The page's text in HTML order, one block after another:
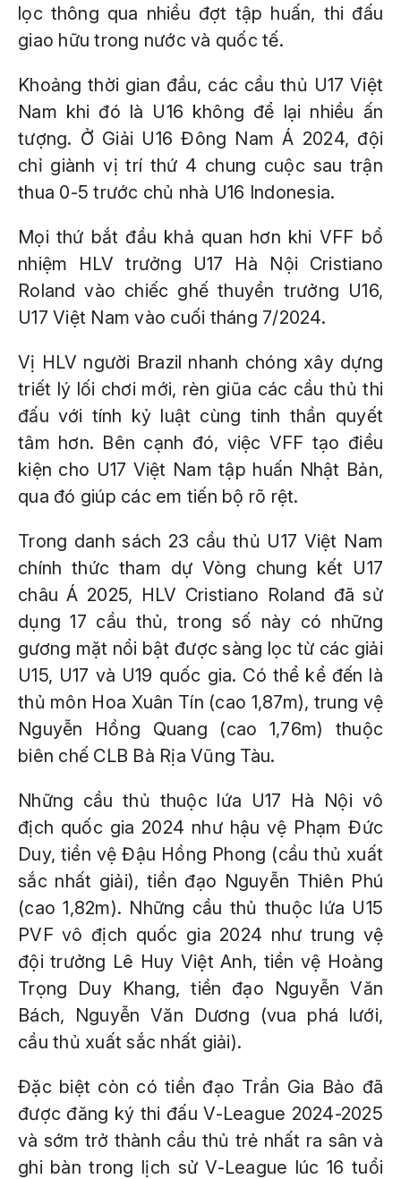
lọc thông qua nhiều đợt tập huấn, thi đấu
giao hữu trong nước và quốc tế.
Khoảng thời gian đầu, các cầu thủ U17 Việt
Nam khi đó là U16 không để lại nhiều ấn
tượng. Ở Giải U16 Đông Nam Á 2024, đội
chỉ giành vị trí thứ 4 chung cuộc sau trận
thua 0-5 trước chủ nhà U16 Indonesia.
Mọi thứ bắt đầu khả quan hơn khi VFF bổ
nhiệm HLV trưởng U17 Hà Nội Cristiano
Roland vào chiếc ghế thuyền trưởng U16,
U17 Việt Nam vào cuối tháng 7/2024.
Vị HLV người Brazil nhanh chóng xây dựng
triết lý lối chơi mới, rèn giũa các cầu thủ thi
đấu với tính kỷ luật cùng tinh thần quyết
tâm hơn. Bên cạnh đó, việc VFF tạo điều
kiện cho U17 Việt Nam tập huấn Nhật Bản,
qua đó giúp các em tiến bộ rõ rệt.
Trong danh sách 23 cầu thủ U17 Việt Nam
chính thức tham dự Vòng chung kết U17
châu Á 2025, HLV Cristiano Roland đã sử
dụng 17 cầu thủ, trong số này có những
gương mặt nổi bật được sàng lọc từ các giải
U15, U17 và U19 quốc gia. Có thể kể đến là
thủ môn Hoa Xuân Tín (cao 1,87m), trung vệ
Nguyễn Hồng Quang (cao 1,76m) thuộc
biên chế CLB Bà Rịa Vũng Tàu.
Những cầu thủ thuộc lứa U17 Hà Nội vô
địch quốc gia 2024 như hậu vệ Phạm Đức
Duy, tiền vệ Đậu Hồng Phong (cầu thủ xuất
sắc nhất giải), tiền đạo Nguyễn Thiên Phú
(cao 1,82m). Những cầu thủ thuộc lứa U15
PVF vô địch quốc gia 2024 như trung vệ
đội trưởng Lê Huy Việt Anh, tiền vệ Hoàng
Trọng Duy Khang, tiền đạo Nguyễn Văn
Bách, Nguyễn Văn Dương (vua phá lưới,
cầu thủ xuất sắc nhất giải).
Đặc biệt còn có tiền đạo Trần Gia Bảo đã
được đăng ký thi đấu V-League 2024-2025
và sớm trở thành cầu thủ trẻ nhất ra sân và
ghi bàn trong lịch sử V-League lúc 16 tuổi